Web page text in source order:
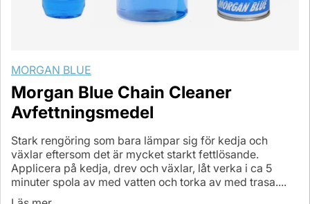
MORGAN BLUE
Morgan Blue Chain Cleaner
Avfettningsmedel
Stark rengöring som bara lämpar sig för kedja och
växlar eftersom det är mycket starkt fettlösande.
Applicera på kedja, drev och växlar, låt verka i ca 5
minuter spola av med vatten och torka av med trasa....